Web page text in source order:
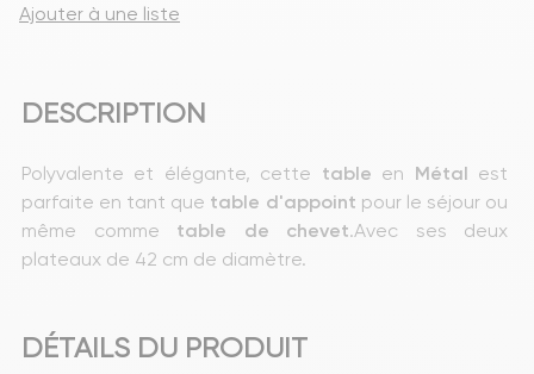
Ajouter à une liste
DESCRIPTION
Polyvalente et élégante, cette table en Métal est
parfaite en tant que table d'appoint pour le séjour ou
même comme table de chevet.Avec ses deux
plateaux de 42 cm de diamètre.
DÉTAILS DU PRODUIT